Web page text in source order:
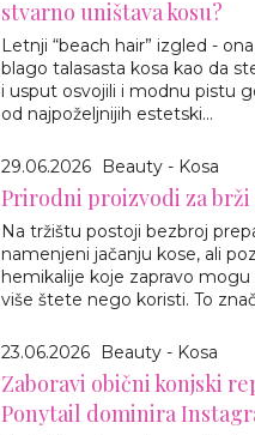
stvarno uništava kosu?
Letnji “beach hair” izgled -
blago talasasta kosa kao da
i usput osvojili i modnu pistu
od najpoželjnijih estetski...
29.06.2026 Beauty - Kosa
Prirodni proizvodi za brži
Na tržištu postoji bezbroj
namenjeni jačanju kose, ali
hemikalije koje zapravo
više štete nego koristi. To
23.06.2026 Beauty - Kosa
Zaboravi obični konjski
Ponytail dominira